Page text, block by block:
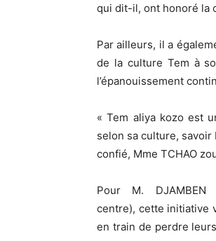
qui dit-il, ont honoré la
Par ailleurs, il a
de la culture Tem à
l’épanouissement
«Tem aliya kozo est
selon sa culture, savoir
confié, Mme TCHAO
Pour M. DJAMBEN
centre), cette initiative
en train de perdre